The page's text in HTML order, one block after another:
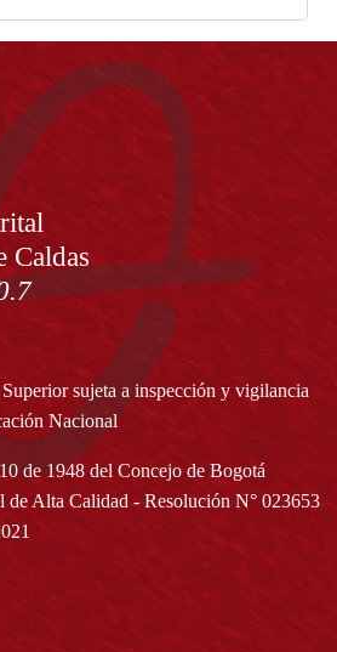
Caldas
sujeta a inspección y vigilancia
Nacional
de 1948 del Concejo de Bogotá
de Alta Calidad - Resolución N° 023653